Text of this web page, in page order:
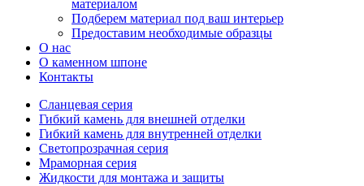
материалом
Подберем материал под ваш интерьер
Предоставим необходимые образцы
О нас
О каменном шпоне
Контакты
Сланцевая серия
Гибкий камень для внешней отделки
Гибкий камень для внутренней отделки
Светопрозрачная серия
Мраморная серия
Жидкости для монтажа и защиты